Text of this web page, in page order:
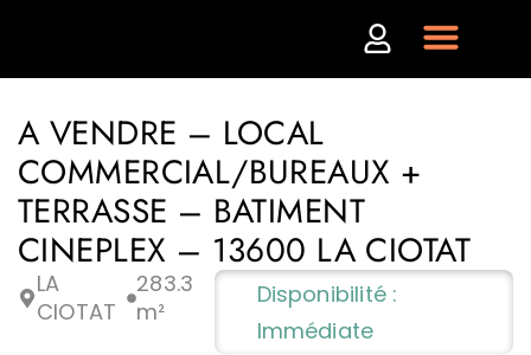
A VENDRE – LOCAL
COMMERCIAL/BUREAUX +
TERRASSE – BATIMENT
CINEPLEX – 13600 LA CIOTAT
LA
CIOTAT
283.3
m²
Disponibilité :
Immédiate